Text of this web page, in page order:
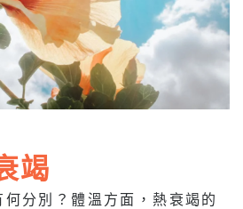
竭
分別？體溫方面，熱衰竭的